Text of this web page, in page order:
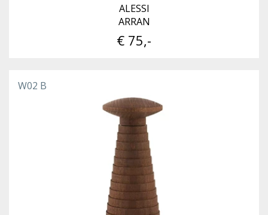
ALESSI
ARRAN
€ 75,-
W02 B